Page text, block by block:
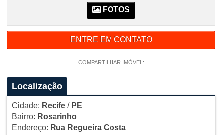
FOTOS
ENTRE EM CONTATO
COMPARTILHAR IMÓVEL:
Localização
Cidade: Recife/ PE
Bairro: Rosarinho
Endereço: Rua Regueira Costa